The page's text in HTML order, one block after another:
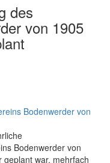
des
von 1905
Bodenwerder von
war, mehrfach